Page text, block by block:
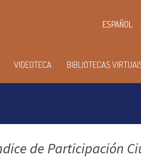
ESPAÑOL
VIDEOTECA BIBLIOTECAS
de Participación